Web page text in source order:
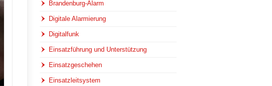
Brandenburg-Alarm
Digitale Alarmierung
Digitalfunk
Einsatzführung und Unterstützung
Einsatzgeschehen
Einsatzleitsystem